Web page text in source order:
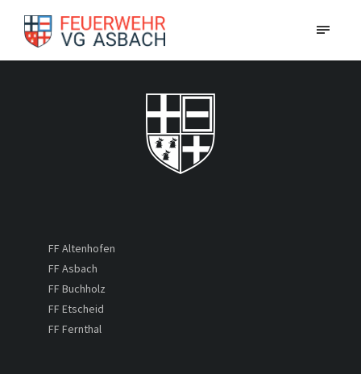
FF Altenhofen
FF Asbach
FF Buchholz
FF Etscheid
FF Fernthal